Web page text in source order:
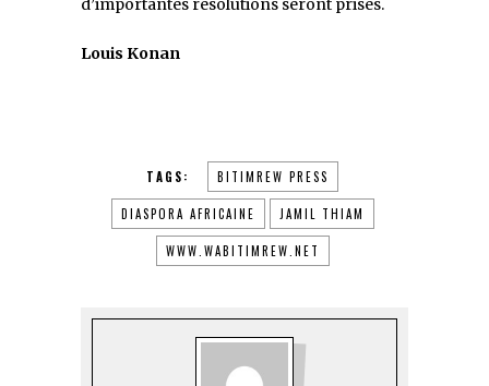
d’importantes résolutions seront prises.
Louis Konan
TAGS: BITIMREW PRESS
DIASPORA AFRICAINE JAMIL THIAM
WWW.WABITIMREW.NET